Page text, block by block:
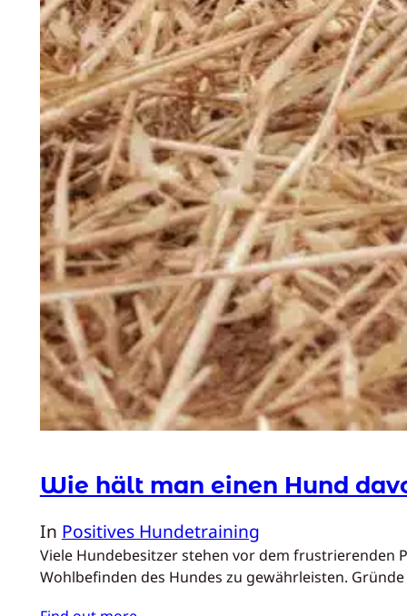
Wie hält man einen Hund
In Positives Hundetraining
Viele Hundebesitzer stehen vor dem frustrierenden
Wohlbefinden des Hundes zu gewährleisten.